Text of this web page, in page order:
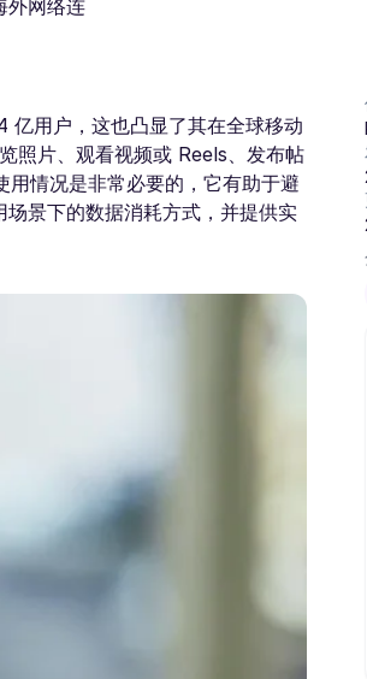
外网络连
用户，这也凸显了其在全球移动
照片、观看视频或 Reels、发布帖
情况是非常必要的，它有助于避
景下的数据消耗方式，并提供实